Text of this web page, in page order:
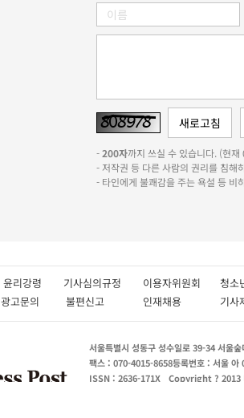
-200자까지 쓰실 수 있습니다. (현
- 저작권 등 다른 사람의 권리를 침해
- 타인에게 불쾌감을 주는 욕설 등 비
윤리강령 기사심의규정 이용자위원회 청
광고문의 불편신고 인재채용 기
서울특별시 성동구 성수일로 39-34 서울
팩스 : 070-4015-8658등록번호 : 서울 아
ISSN : 2636-171X
Copyright ? 2013